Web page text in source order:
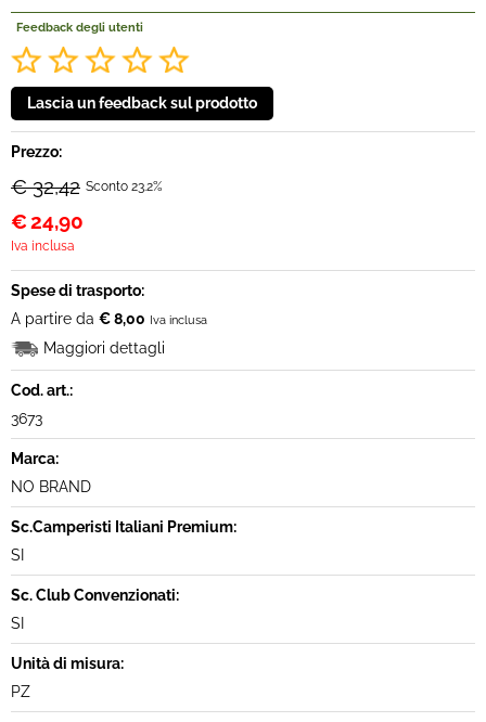
Veicoli Pronta consegna
Lavora Con Noi
Feedback degli utenti
Prezzo:
€ 32,42 Sconto 23.2%
€24,90
Iva inclusa
Spese di trasporto:
A partire da € 8,00 Iva inclusa
Maggiori dettagli
Cod. art.:
3673
Marca:
NO BRAND
Sc.Camperisti Italiani Premium:
SI
Sc. Club Convenzionati:
SI
Unità di misura:
PZ